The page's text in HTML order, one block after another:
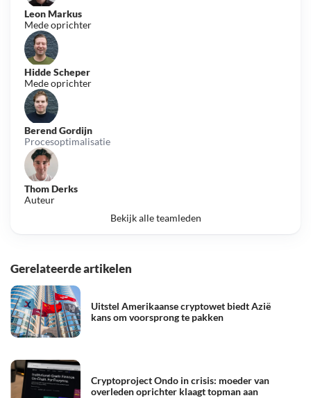
Leon Markus
Mede oprichter
Hidde Scheper
Mede oprichter
Berend Gordijn
Procesoptimalisatie
Thom Derks
Auteur
Bekijk alle teamleden
Gerelateerde artikelen
Uitstel Amerikaanse cryptowet biedt Azië
kans om voorsprong te pakken
Cryptoproject Ondo in crisis: moeder van
overleden oprichter klaagt topman aan